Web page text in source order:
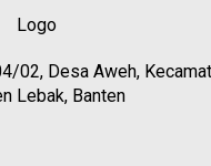
02, Desa Aweh,
Lebak, Banten